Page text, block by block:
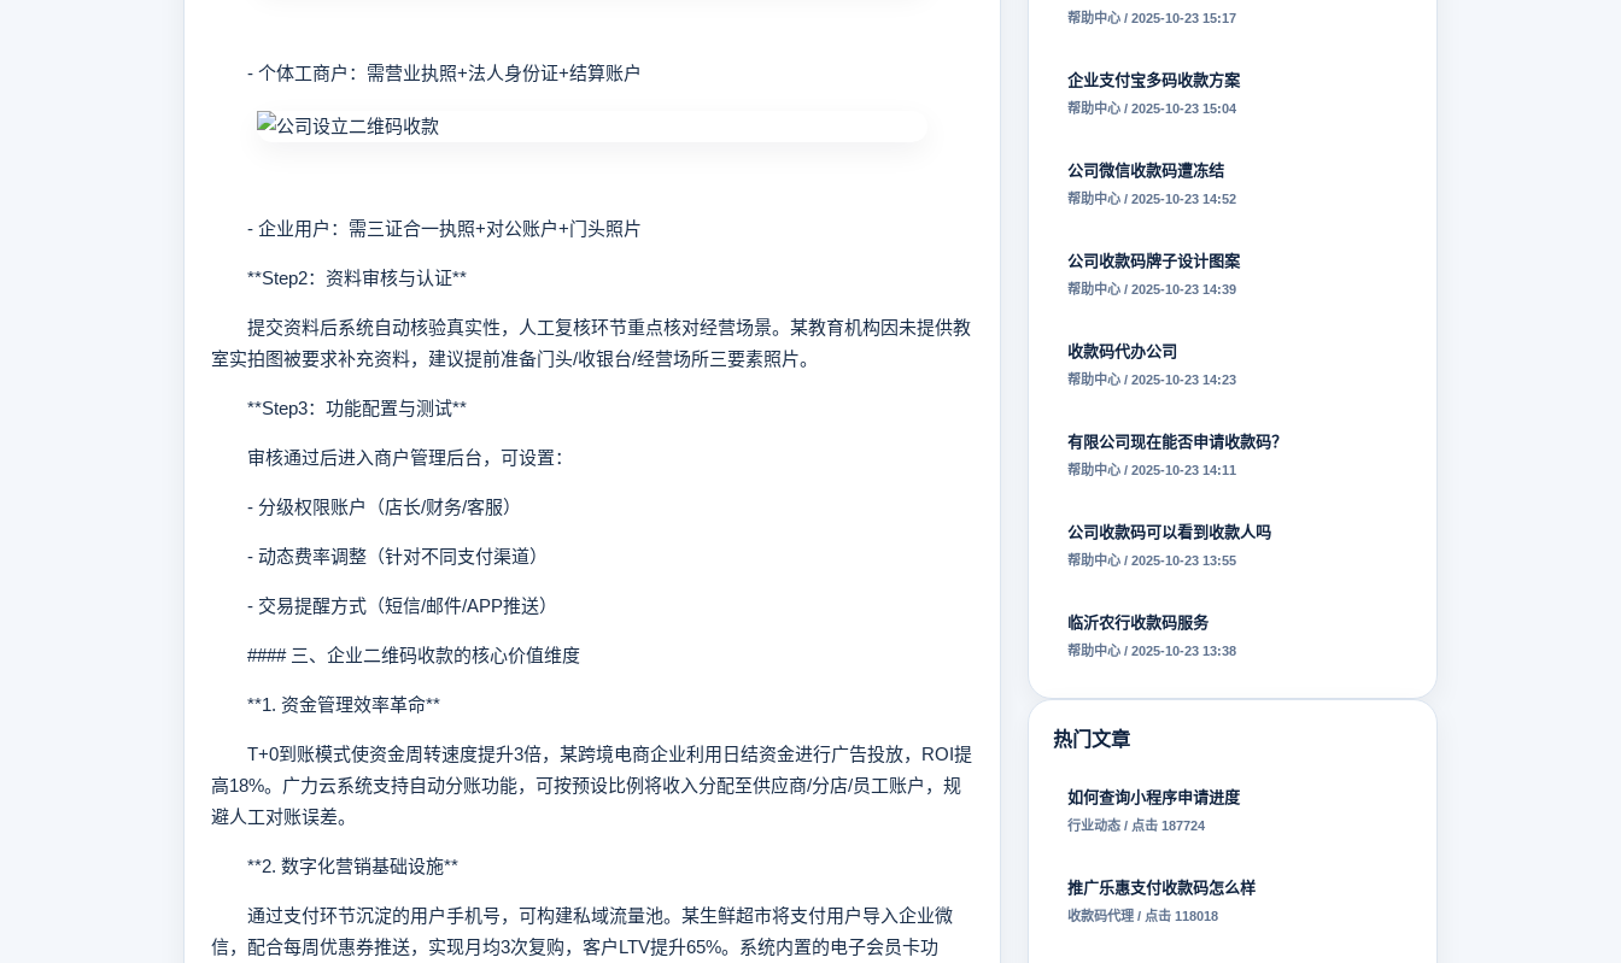
- 个体工商户：需营业执照+法人身份证+结算账户
- 企业用户：需三证合一执照+对公账户+门头照片
**Step2：资料审核与认证**
提交资料后系统自动核验真实性，人工复核环节重点核对经营场景。某教育机构因未提供教
室实拍图被要求补充资料，建议提前准备门头/收银台/经营场所三要素照片。
**Step3：功能配置与测试**
审核通过后进入商户管理后台，可设置：
- 分级权限账户（店长/财务/客服）
- 动态费率调整（针对不同支付渠道）
- 交易提醒方式（短信/邮件/APP推送）
#### 三、企业二维码收款的核心价值维度
**1. 资金管理效率革命**
T+0到账模式使资金周转速度提升3倍，某跨境电商企业利用日结资金进行广告投放，ROI提
高18%。广力云系统支持自动分账功能，可按预设比例将收入分配至供应商/分店/员工账户，规
避人工对账误差。
**2. 数字化营销基础设施**
通过支付环节沉淀的用户手机号，可构建私域流量池。某生鲜超市将支付用户导入企业微
信，配合每周优惠券推送，实现月均3次复购，客户LTV提升65%。系统内置的电子会员卡功
帮助中心 / 2025-10-23 15:17
企业支付宝多码收款方案
帮助中心 / 2025-10-23 15:04
公司微信收款码遭冻结
帮助中心 / 2025-10-23 14:52
公司收款码牌子设计图案
帮助中心 / 2025-10-23 14:39
收款码代办公司
帮助中心 / 2025-10-23 14:23
有限公司现在能否申请收款码？
帮助中心 / 2025-10-23 14:11
公司收款码可以看到收款人吗
帮助中心 / 2025-10-23 13:55
临沂农行收款码服务
帮助中心 / 2025-10-23 13:38
热门文章
如何查询小程序申请进度
行业动态 / 点击 187724
推广乐惠支付收款码怎么样
收款码代理 / 点击 118018